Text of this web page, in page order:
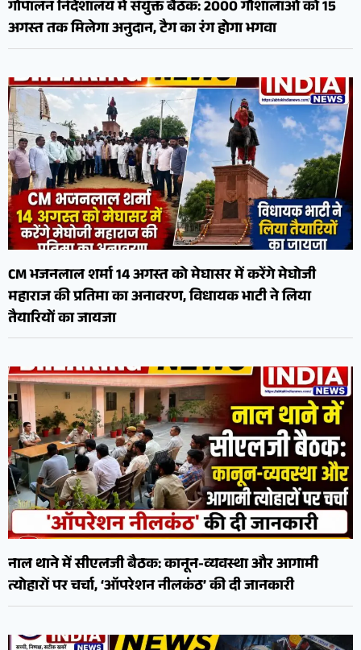
गोपालन निदेशालय में संयुक्त बैठक: 2000 गौशालाओं को 15
अगस्त तक मिलेगा अनुदान, टैग का रंग होगा भगवा
CM भजनलाल शर्मा 14 अगस्त को मेघासर में करेंगे मेघोजी
महाराज की प्रतिमा का अनावरण, विधायक भाटी ने लिया
तैयारियों का जायजा
नाल थाने में सीएलजी बैठक: कानून-व्यवस्था और आगामी
त्योहारों पर चर्चा, ‘ऑपरेशन नीलकंठ’ की दी जानकारी